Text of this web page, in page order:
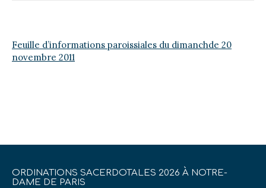
Feuille d’informations paroissiales du dimanchde 20
novembre 2011
ORDINATIONS SACERDOTALES 2026 À NOTRE-
DAME DE PARIS